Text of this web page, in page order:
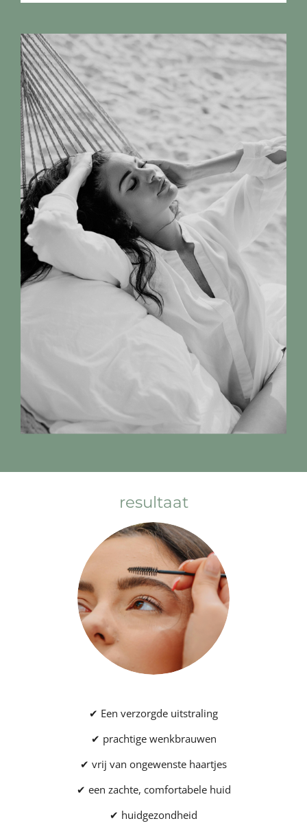
resultaat
✔ Een verzorgde uitstraling
✔ prachtige wenkbrauwen
✔ vrij van ongewenste haartjes
✔ een zachte, comfortabele huid
✔ huidgezondheid